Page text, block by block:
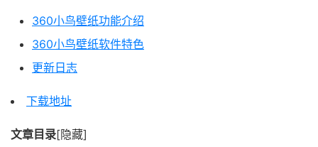
360小鸟壁纸功能介绍
360小鸟壁纸软件特色
更新日志
下载地址
文章目录[隐藏]